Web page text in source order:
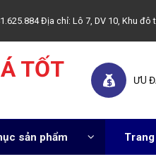
Địa chỉ: Lô 7, DV 10, Khu
TỐT
ƯU
sản phẩm